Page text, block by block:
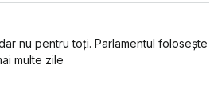
nu pentru toți. Parlamentul folosește
multe zile